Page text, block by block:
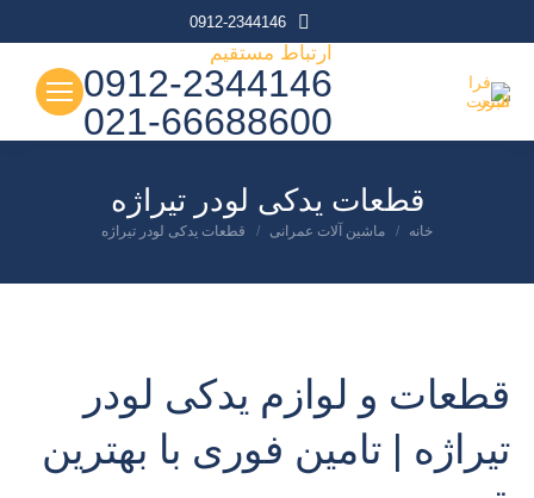
0912-2344146
ارتباط مستقیم
0912-2344146
021-66688600
قطعات یدکی لودر تیراژه
شما اینجا هستید:
خانه ماشین آلات عمرانی قطعات یدکی لودر تیراژه
قطعات و لوازم یدکی لودر
تیراژه | تامین فوری با بهترین